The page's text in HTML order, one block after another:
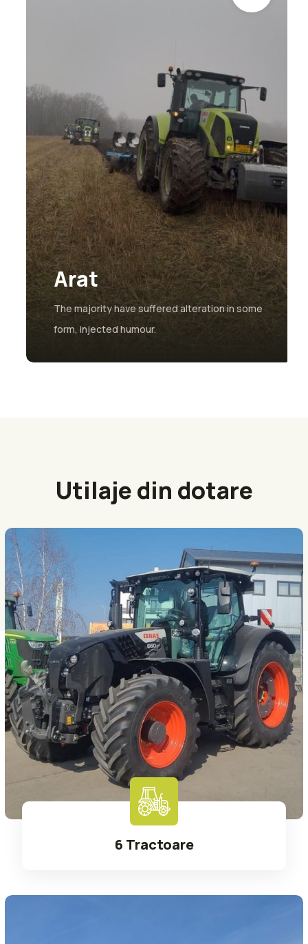
Arat
The majority have suffered alteration in some
form, injected humour.
Utilaje din dotare
6 Tractoare